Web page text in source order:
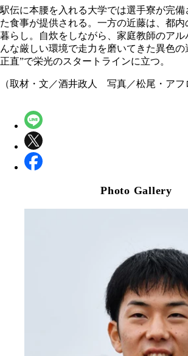
駅伝に本腰を入れる大学では選手寮が完
た食事が提供される。一方の近藤は、都内
暮らし。自炊をしながら、家庭教師のア
んな厳しい環境で走力を磨いてきた異色
正直”で栄光のスタートラインに立つ。
（取材・文／酒井政人 写真／松尾・アフ
Photo Gallery